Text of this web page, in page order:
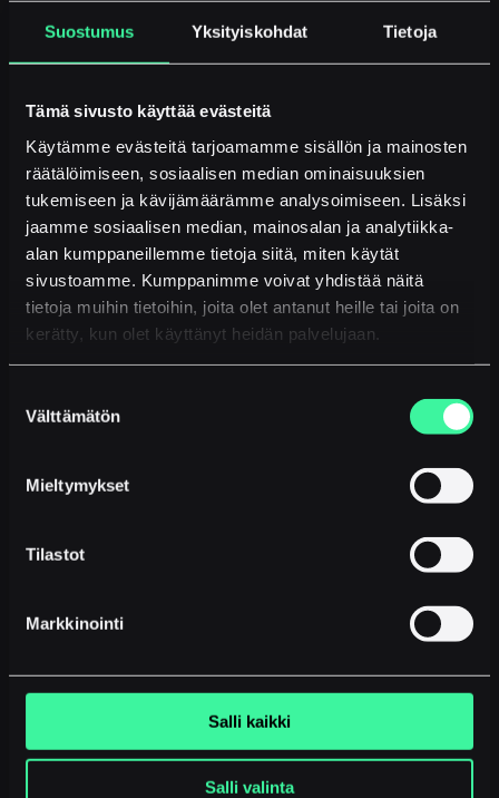
Suostumus Yksityiskohdat Tietoja
Tämä sivusto käyttää evästeitä
Käytämme evästeitä tarjoamamme sisällön ja mainosten
räätälöimiseen, sosiaalisen median ominaisuuksien
tukemiseen ja kävijämäärämme analysoimiseen. Lisäksi
jaamme sosiaalisen median, mainosalan ja analytiikka-
alan kumppaneillemme tietoja siitä, miten käytät
sivustoamme. Kumppanimme voivat yhdistää näitä
tietoja muihin tietoihin, joita olet antanut heille tai joita on
kerätty, kun olet käyttänyt heidän palvelujaan.
valinta
Välttämätön
Mieltymykset
Tilastot
Markkinointi
Salli kaikki
Salli valinta
JANNE GINMAN
janne.ginman@moontalk.com
JERE JÄRVENPÄÄ
Asiakkuuspäällikkö – Autoala
jiri.karas@moontalk.com